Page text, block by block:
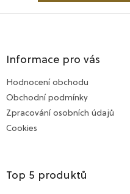
Informace pro vás
Hodnocení obchodu
Obchodní podmínky
Zpracování osobních údajů
Cookies
Top 5 produktů